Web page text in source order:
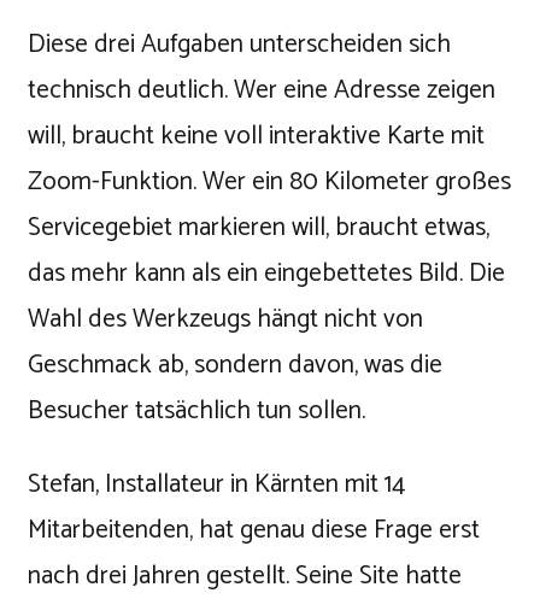
Diese drei Aufgaben unterscheiden sich
technisch deutlich. Wer eine Adresse zeigen
will, braucht keine voll interaktive Karte mit
Zoom-Funktion. Wer ein 80 Kilometer großes
Servicegebiet markieren will, braucht etwas,
das mehr kann als ein eingebettetes Bild. Die
Wahl des Werkzeugs hängt nicht von
Geschmack ab, sondern davon, was die
Besucher tatsächlich tun sollen.
Stefan, Installateur in Kärnten mit 14
Mitarbeitenden, hat genau diese Frage erst
nach drei Jahren gestellt. Seine Site hatte